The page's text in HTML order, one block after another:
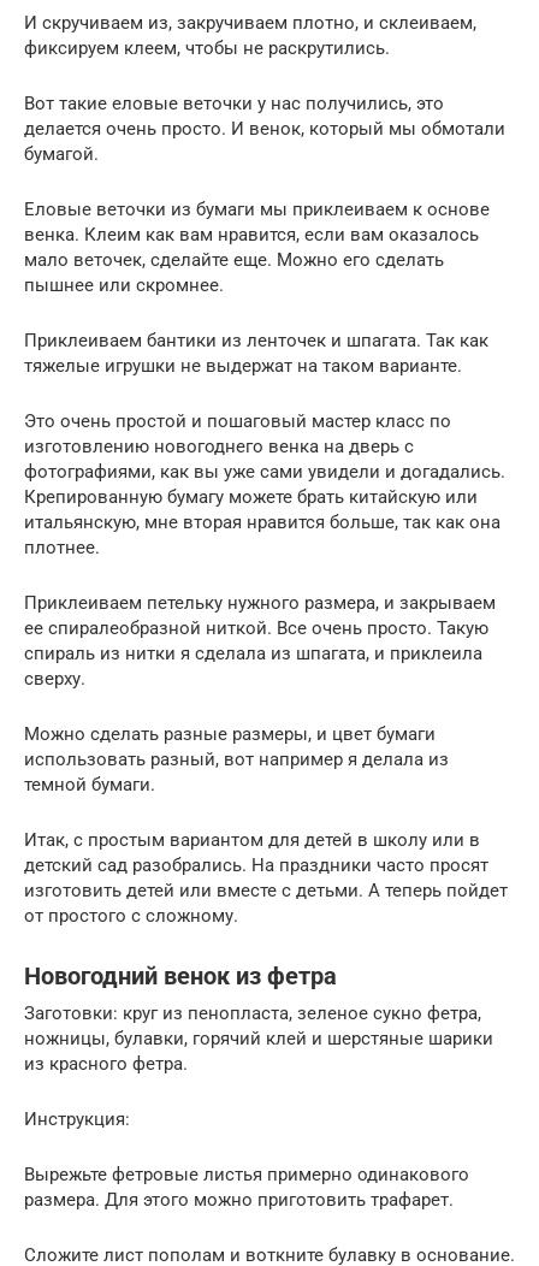
И скручиваем из, закручиваем плотно, и склеиваем,
фиксируем клеем, чтобы не раскрутились.
Вот такие еловые веточки у нас получились, это
делается очень просто. И венок, который мы обмотали
бумагой.
Еловые веточки из бумаги мы приклеиваем к основе
венка. Клеим как вам нравится, если вам оказалось
мало веточек, сделайте еще. Можно его сделать
пышнее или скромнее.
Приклеиваем бантики из ленточек и шпагата. Так как
тяжелые игрушки не выдержат на таком варианте.
Это очень простой и пошаговый мастер класс по
изготовлению новогоднего венка на дверь с
фотографиями, как вы уже сами увидели и догадались.
Крепированную бумагу можете брать китайскую или
итальянскую, мне вторая нравится больше, так как она
плотнее.
Приклеиваем петельку нужного размера, и закрываем
ее спиралеобразной ниткой. Все очень просто. Такую
спираль из нитки я сделала из шпагата, и приклеила
сверху.
Можно сделать разные размеры, и цвет бумаги
использовать разный, вот например я делала из
темной бумаги.
Итак, с простым вариантом для детей в школу или в
детский сад разобрались. На праздники часто просят
изготовить детей или вместе с детьми. А теперь пойдет
от простого с сложному.
Новогодний венок из фетра
Заготовки: круг из пенопласта, зеленое сукно фетра,
ножницы, булавки, горячий клей и шерстяные шарики
из красного фетра.
Инструкция:
Вырежьте фетровые листья примерно одинакового
размера. Для этого можно приготовить трафарет.
Сложите лист пополам и воткните булавку в основание.